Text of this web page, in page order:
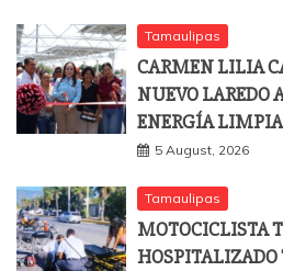
Tamaulipas
CARMEN LILIA
NUEVO LAREDO
ENERGÍA LIMPIA
5 August, 2026
Tamaulipas
MOTOCICLISTA
HOSPITALIZADO